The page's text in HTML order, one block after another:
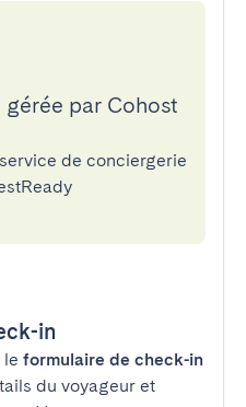
par Cohost
de conciergerie
in
le formulaire de check-in
du voyageur et